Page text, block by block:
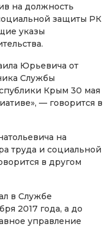
на должность
защиты РК
указы
Юрьевича от
Службы
Крым 30 мая
— говорится в
на
труда и социальной
в другом
в Службе
2017 года, а до
управление